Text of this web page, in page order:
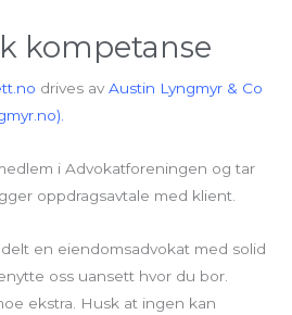
kompetanse
drives av Austin Lyngmyr & Co
i Advokatforeningen og tar
oppdragsavtale med klient.
en eiendomsadvokat med solid
oss uansett hvor du bor.
ekstra. Husk at ingen kan